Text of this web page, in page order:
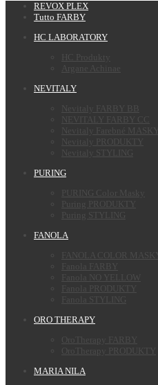
REVOX PLEX
Tutto FARBY
HC LABORATORY
HC Produkty
Argane Achinae
NEVITALY
Nevitaly FARBY BB
NEVITALY FARBY CC
Nevitaly Farebné MASKY
Nevitaly PRODUKTY
Nevitaly STYLING
PURING
PURING Color Masky
Puring PRODUKTY
Puring STYLING
FANOLA
FANOLA COLOR MASKY
Fanola FARBY
Fanola NO YELLOW
Fanola PRODUKTY
Fanola STYLING
ORO THERAPY
OroTherapy FARBY
OroTherapy PRODUKTY
MARIA NILA